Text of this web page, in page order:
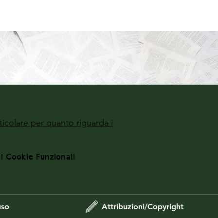
per quanto riguarda i
Funzionali
Attribuzioni/Copyright